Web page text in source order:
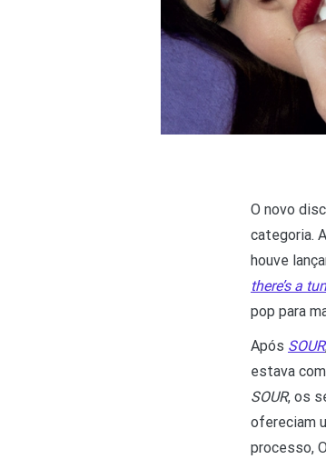
O novo
categoria.
houve
there’s a
pop para
Após SOUR
estava
SOUR, os
ofereciam
processo,